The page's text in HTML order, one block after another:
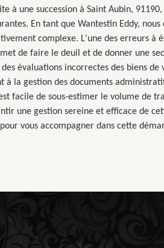
à une succession à Saint Aubin,
En tant que Wantestin Eddy,
complexe. L'une des erreurs à
de faire le deuil et de donner une
évaluations incorrectes des biens de
la gestion des documents
facile de sous-estimer le volume de
une gestion sereine et efficace de
vous accompagner dans cette